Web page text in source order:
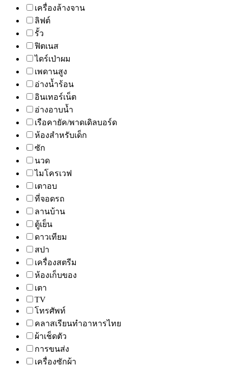
เครื่องล้างจาน
ลิฟต์
รั้ว
ฟิตเนส
ไดร์เป่าผม
เพดานสูง
อ่างน้ำร้อน
อินเทอร์เน็ต
อ่างอาบน้ำ
เรือคายัค/พาดเดิลบอร์ด
ห้องสำหรับเด็ก
ซัก
นวด
ไมโครเวฟ
เตาอบ
ที่จอดรถ
ลานบ้าน
ตู้เย็น
ดาวเทียม
สปา
เครื่องสตรีม
ห้องเก็บของ
เตา
TV
โทรศัพท์
คลาสเรียนทำอาหารไทย
ผ้าเช็ดตัว
การขนส่ง
เครื่องซักผ้า